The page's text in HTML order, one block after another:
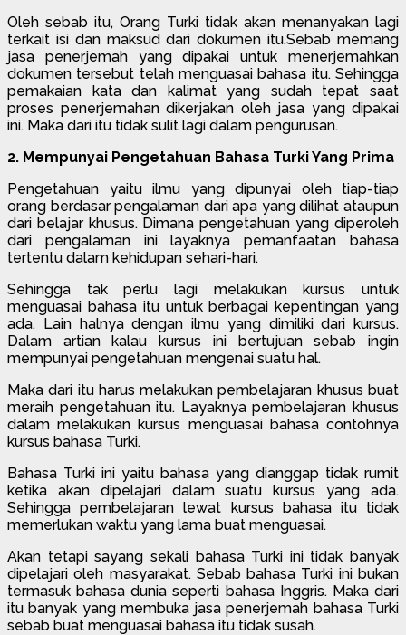
Oleh sebab itu, Orang Turki tidak akan menanyakan lagi
terkait isi dan maksud dari dokumen itu.Sebab memang
jasa penerjemah yang dipakai untuk menerjemahkan
dokumen tersebut telah menguasai bahasa itu. Sehingga
pemakaian kata dan kalimat yang sudah tepat saat
proses penerjemahan dikerjakan oleh jasa yang dipakai
ini. Maka dari itu tidak sulit lagi dalam pengurusan.
2. Mempunyai Pengetahuan Bahasa Turki Yang Prima
Pengetahuan yaitu ilmu yang dipunyai oleh tiap-tiap
orang berdasar pengalaman dari apa yang dilihat ataupun
dari belajar khusus. Dimana pengetahuan yang diperoleh
dari pengalaman ini layaknya pemanfaatan bahasa
tertentu dalam kehidupan sehari-hari.
Sehingga tak perlu lagi melakukan kursus untuk
menguasai bahasa itu untuk berbagai kepentingan yang
ada. Lain halnya dengan ilmu yang dimiliki dari kursus.
Dalam artian kalau kursus ini bertujuan sebab ingin
mempunyai pengetahuan mengenai suatu hal.
Maka dari itu harus melakukan pembelajaran khusus buat
meraih pengetahuan itu. Layaknya pembelajaran khusus
dalam melakukan kursus menguasai bahasa contohnya
kursus bahasa Turki.
Bahasa Turki ini yaitu bahasa yang dianggap tidak rumit
ketika akan dipelajari dalam suatu kursus yang ada.
Sehingga pembelajaran lewat kursus bahasa itu tidak
memerlukan waktu yang lama buat menguasai.
Akan tetapi sayang sekali bahasa Turki ini tidak banyak
dipelajari oleh masyarakat. Sebab bahasa Turki ini bukan
termasuk bahasa dunia seperti bahasa Inggris. Maka dari
itu banyak yang membuka jasa penerjemah bahasa Turki
sebab buat menguasai bahasa itu tidak susah.